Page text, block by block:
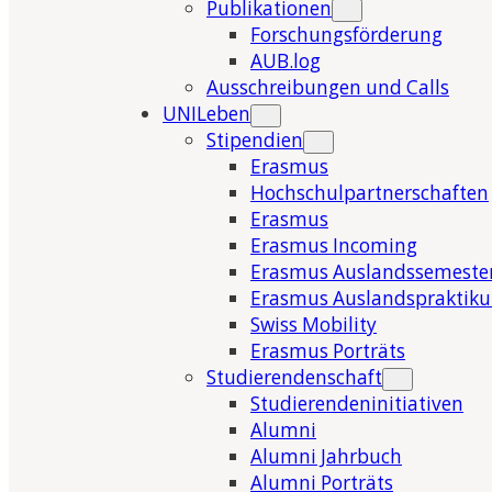
Publikationen
Forschungsförderung
AUB.log
Ausschreibungen und Calls
UNILeben
Stipendien
Erasmus
Hochschulpartnerschaften
Erasmus
Erasmus Incoming
Erasmus
Erasmus
Swiss Mobility
Erasmus Porträts
Studierendenschaft
Studierendeninitiativen
Alumni
Alumni Jahrbuch
Alumni Porträts